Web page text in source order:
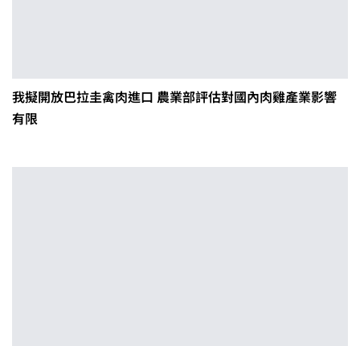
我擬開放巴拉圭禽肉進口 農業部評估對國內肉雞產業影響
有限